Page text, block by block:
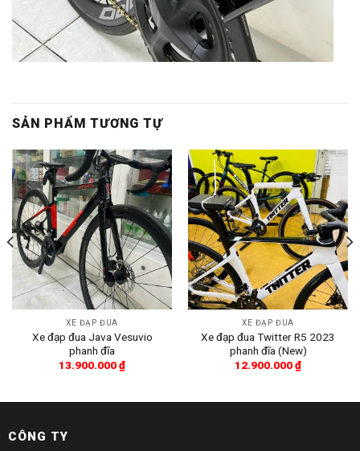
SẢN PHẨM TƯƠNG TỰ
XE ĐẠP ĐUA
Xe đạp đua Java Vesuvio
phanh đĩa
13.900.000₫
XE ĐẠP ĐUA
Xe đạp đua Twitter R5 2023
phanh đĩa (New)
12.900.000₫
CÔNG TY